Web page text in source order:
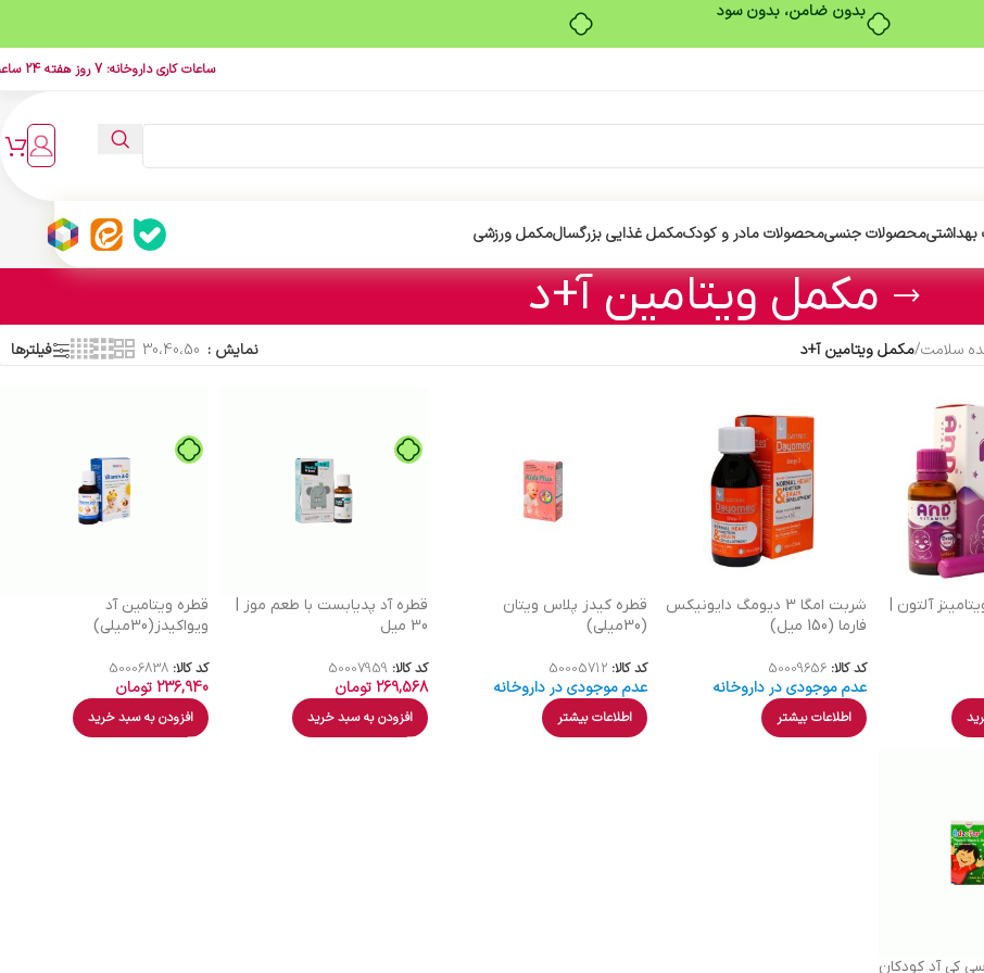
بدون ضامن، بدون سود
ساعات کاری داروخانه: 7 روز هفته 24 ساعت
محصولات جنسیمحصولات مادر و کودکمکمل غذایی بزرگسالمکمل ورزشی
مکمل ویتامین آ+د
سلامت/مکمل ویتامین آ+د نمایش 30،40،50 فیلترها
آلتون |
شربت امگا 3 دیومگ دایونیکس
فارما (150 میل)
کد کالا: 50009656
عدم موجودی در داروخانه
اطلاعات بیشتر
قطره کیدز پلاس ویتان
(30میلی)
کد کالا: 50005712
عدم موجودی در داروخانه
اطلاعات بیشتر
قطره آد پدیابست با طعم موز |
30 میل
کد کالا: 50007959
269,568 تومان
افزودن به سبد خرید
قطره ویتامین آد
ویواکیدز(30میلی)
کد کالا: 50006838
236,940تومان
افزودن به سبد خرید
کی آد کودکان